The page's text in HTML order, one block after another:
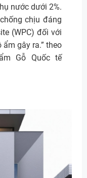
nước dưới 2%.
chịu đáng
(WPC) đối với
gây ra.” theo
Gỗ Quốc tế